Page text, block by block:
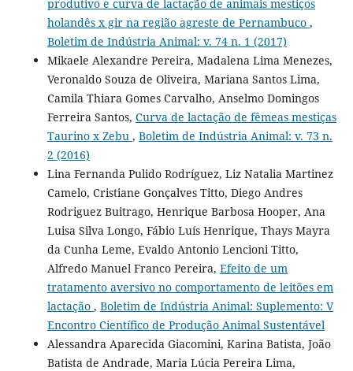
produtivo e curva de lactação de animais mestiços
holandês x gir na região agreste de Pernambuco ,
Boletim de Indústria Animal: v. 74 n. 1 (2017)
Mikaele Alexandre Pereira, Madalena Lima Menezes,
Veronaldo Souza de Oliveira, Mariana Santos Lima,
Camila Thiara Gomes Carvalho, Anselmo Domingos
Ferreira Santos, Curva de lactação de fêmeas mestiças
Taurino x Zebu , Boletim de Indústria Animal: v. 73 n.
2 (2016)
Lina Fernanda Pulido Rodríguez, Liz Natalia Martinez
Camelo, Cristiane Gonçalves Titto, Diego Andres
Rodriguez Buitrago, Henrique Barbosa Hooper, Ana
Luisa Silva Longo, Fábio Luís Henrique, Thays Mayra
da Cunha Leme, Evaldo Antonio Lencioni Titto,
Alfredo Manuel Franco Pereira, Efeito de um
tratamento aversivo no comportamento de leitões em
lactação , Boletim de Indústria Animal: Suplemento: V
Encontro Científico de Produção Animal Sustentável
Alessandra Aparecida Giacomini, Karina Batista, João
Batista de Andrade, Maria Lúcia Pereira Lima,